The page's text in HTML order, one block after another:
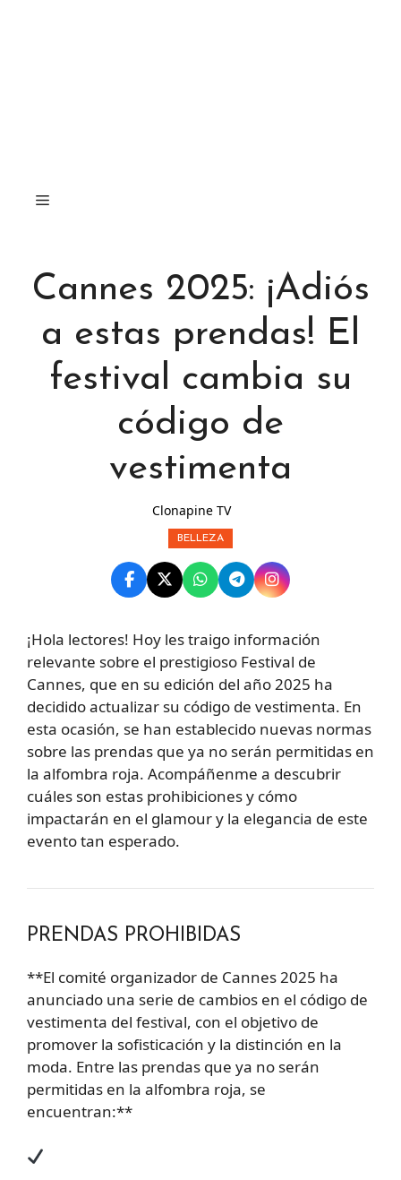
Cannes 2025: ¡Adiós
a estas prendas! El
festival cambia su
código de
vestimenta
Clonapine TV
BELLEZA
¡Hola lectores! Hoy les traigo información
relevante sobre el prestigioso Festival de
Cannes, que en su edición del año 2025 ha
decidido actualizar su código de vestimenta. En
esta ocasión, se han establecido nuevas normas
sobre las prendas que ya no serán permitidas en
la alfombra roja. Acompáñenme a descubrir
cuáles son estas prohibiciones y cómo
impactarán en el glamour y la elegancia de este
evento tan esperado.
PRENDAS PROHIBIDAS
**El comité organizador de Cannes 2025 ha
anunciado una serie de cambios en el código de
vestimenta del festival, con el objetivo de
promover la sofisticación y la distinción en la
moda. Entre las prendas que ya no serán
permitidas en la alfombra roja, se
encuentran:**